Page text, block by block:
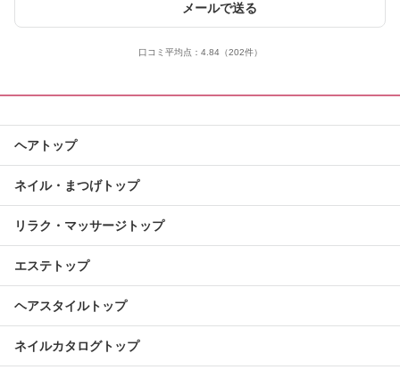
メールで送る
口コミ平均点： 4.84（202件）
ヘアトップ
ネイル・まつげトップ
リラク・マッサージトップ
エステトップ
ヘアスタイルトップ
ネイルカタログトップ